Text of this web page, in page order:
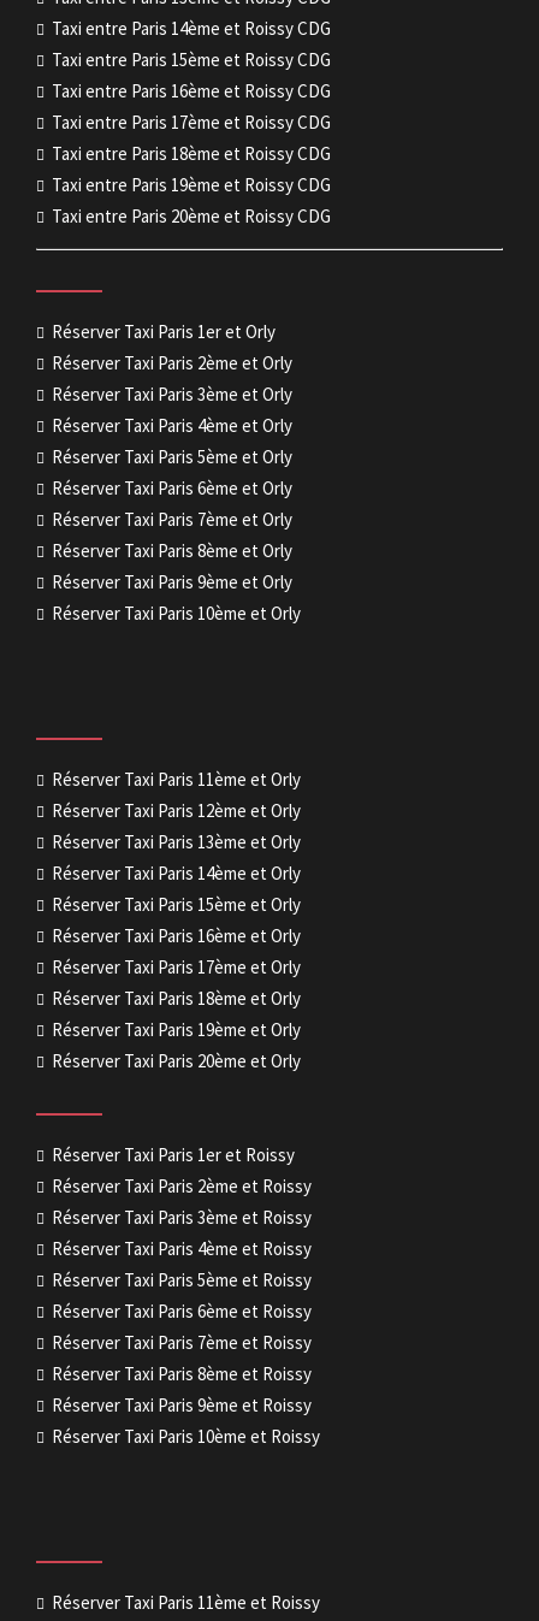
Taxi entre Paris 14ème et Roissy CDG
Taxi entre Paris 15ème et Roissy CDG
Taxi entre Paris 16ème et Roissy CDG
Taxi entre Paris 17ème et Roissy CDG
Taxi entre Paris 18ème et Roissy CDG
Taxi entre Paris 19ème et Roissy CDG
Taxi entre Paris 20ème et Roissy CDG
Réserver Taxi Paris 1er et Orly
Réserver Taxi Paris 2ème et Orly
Réserver Taxi Paris 3ème et Orly
Réserver Taxi Paris 4ème et Orly
Réserver Taxi Paris 5ème et Orly
Réserver Taxi Paris 6ème et Orly
Réserver Taxi Paris 7ème et Orly
Réserver Taxi Paris 8ème et Orly
Réserver Taxi Paris 9ème et Orly
Réserver Taxi Paris 10ème et Orly
Réserver Taxi Paris 11ème et Orly
Réserver Taxi Paris 12ème et Orly
Réserver Taxi Paris 13ème et Orly
Réserver Taxi Paris 14ème et Orly
Réserver Taxi Paris 15ème et Orly
Réserver Taxi Paris 16ème et Orly
Réserver Taxi Paris 17ème et Orly
Réserver Taxi Paris 18ème et Orly
Réserver Taxi Paris 19ème et Orly
Réserver Taxi Paris 20ème et Orly
Réserver Taxi Paris 1er et Roissy
Réserver Taxi Paris 2ème et Roissy
Réserver Taxi Paris 3ème et Roissy
Réserver Taxi Paris 4ème et Roissy
Réserver Taxi Paris 5ème et Roissy
Réserver Taxi Paris 6ème et Roissy
Réserver Taxi Paris 7ème et Roissy
Réserver Taxi Paris 8ème et Roissy
Réserver Taxi Paris 9ème et Roissy
Réserver Taxi Paris 10ème et Roissy
Réserver Taxi Paris 11ème et Roissy